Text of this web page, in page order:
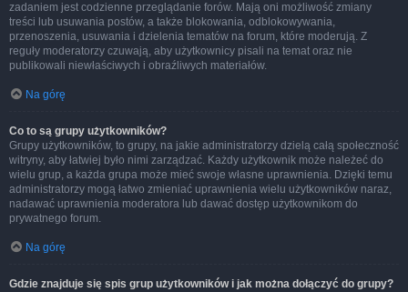
zadaniem jest codzienne przeglądanie forów. Mają oni możliwość zmiany
treści lub usuwania postów, a także blokowania, odblokowywania,
przenoszenia, usuwania i dzielenia tematów na forum, które moderują. Z
reguły moderatorzy czuwają, aby użytkownicy pisali na temat oraz nie
publikowali niewłaściwych i obraźliwych materiałów.
Na górę
Co to są grupy użytkowników?
Grupy użytkowników, to grupy, na jakie administratorzy dzielą całą społeczność
witryny, aby łatwiej było nimi zarządzać. Każdy użytkownik może należeć do
wielu grup, a każda grupa może mieć swoje własne uprawnienia. Dzięki temu
administratorzy mogą łatwo zmieniać uprawnienia wielu użytkowników naraz,
nadawać uprawnienia moderatora lub dawać dostęp użytkownikom do
prywatnego forum.
Na górę
Gdzie znajduje się spis grup użytkowników i jak można dołączyć do grupy?